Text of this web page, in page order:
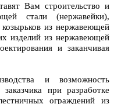
Вам строительство и
стали (нержавейки),
из нержавеющей
изделий из нержавеющей
и заканчивая
и возможность
при разработке
ограждений из